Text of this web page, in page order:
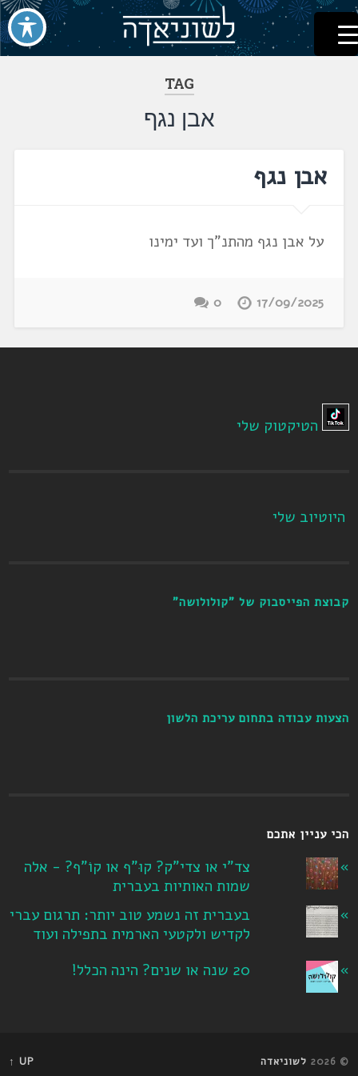
דלג
לתוכן
לשוניאדה
עברית. לשון. שפה
TAG
אבן נגף
אבן נגף
על אבן נגף מהתנ"ך ועד ימינו
17/09/2025
0
הטיקטוק שלי
היוטיוב שלי
קבוצת הפייסבוק של "קולולושה"
הצעות עבודה בתחום עריכת הלשון
הכי עניין אתכם
צד"י או צדי"ק? קוּ"ף או קוֹ"ף? - אלה
שמות האותיות בעברית
בעברית זה נשמע טוב יותר: תרגום עברי
לקדיש ולקטעי הארמית בתפילה ועוד
20 שנה או שנים? הינה הכלל!
© 2026 לשוניאדה UP ↑